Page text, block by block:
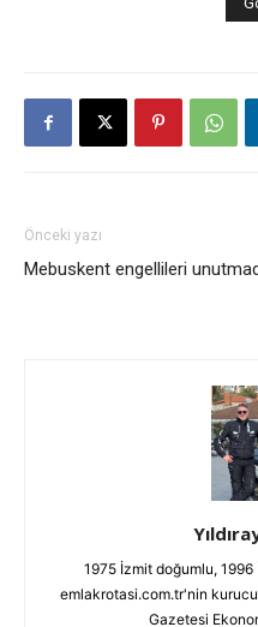
Önceki yazı
Mebuskent engellileri
1975 İzmit doğumlu,
emlakrotasi.com.tr'nin
Gazetesi